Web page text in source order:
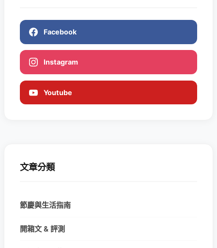
Facebook
Instagram
Youtube
文章分類
節慶與生活指南
開箱文 & 評測